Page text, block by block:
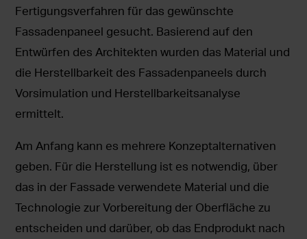
Fertigungsverfahren für das gewünschte
Fassadenpaneel gesucht. Basierend auf den
Entwürfen des Architekten wurden das Material und
die Herstellbarkeit des Fassadenpaneels durch
Vorsimulation und Herstellbarkeitsanalyse
ermittelt.
Am Anfang kann es mehrere Konzeptalternativen
geben. Für die Herstellung ist es notwendig, über
das in der Fassade verwendete Material und die
Technologie zur Vorbereitung der Oberfläche zu
entscheiden und darüber, ob das Endprodukt nach